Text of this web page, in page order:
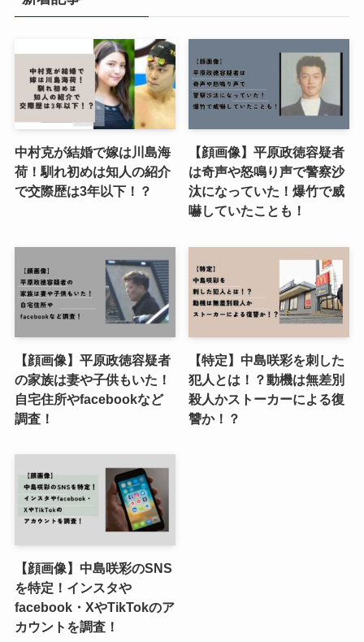
中村克が結婚で嫁は川島海
荷！馴れ初めは知人の紹介
で交際歴は3年以下！？
【顔画像】平原政徳容疑者
は奇声や怒鳴り声で警察沙
汰になっていた！爆竹で威
嚇していたことも！
【顔画像】平原政徳容疑者
の家族は妻や子供もいた！
自宅住所やfacebookなど
調査！
【特定】中島咲彩を刺した
犯人とは！？動機は無差別
殺人かストーカーによる復
讐か！？
【顔画像】中島咲彩のSNS
を特定！インスタや
facebook・XやTikTokのア
カウントを調査！